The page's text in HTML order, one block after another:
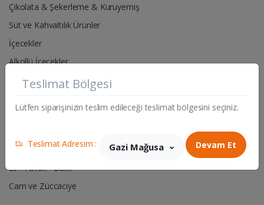
Çikolata & Şekerleme & Kuruyemiş
Süt ve Kahvaltılık Ürünler
İçecekler
Alkollü İçecekler
Pet Shop- Hayvan Yem & Aksesuarları
Hırdavat & Elektrik Malzemeleri
Manav
Et - Tavuk - Balık
Cam ve Züccaciye
Teslimat Bölgesi
Lütfen siparişinizin teslim edileceği teslimat bölgesini seçiniz.
Teslimat Adresim : Gazi Mağusa Devam Et